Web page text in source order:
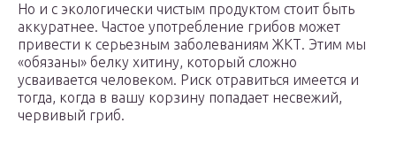
Но и с экологически чистым продуктом стоит быть
аккуратнее. Частое употребление грибов может
привести к серьезным заболеваниям ЖКТ. Этим мы
«обязаны» белку хитину, который сложно
усваивается человеком. Риск отравиться имеется и
тогда, когда в вашу корзину попадает несвежий,
червивый гриб.